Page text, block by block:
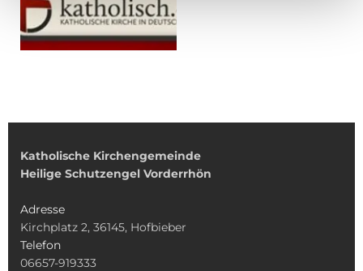
Katholische Kirchengemeinde
Heilige Schutzengel Vorderrhön
Adresse
Kirchplatz 2, 36145, Hofbieber
Telefon
06657-919333